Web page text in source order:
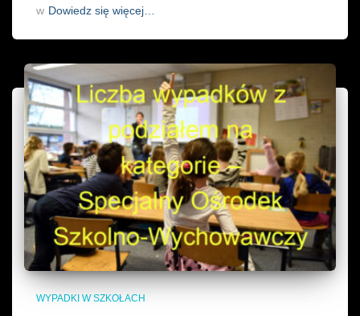
w Dowiedz się więcej…
WYPADKI W SZKOŁACH